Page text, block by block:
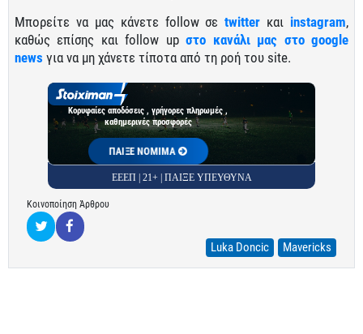
Μπορείτε να μας κάνετε follow σεtwitter και instagram,
καθώς επίσης και follow upστο κανάλι μας στο google
news για να μη χάνετε τίποτα από τη ροή του site.
Κορυφαίες αποδόσεις , γρήγορες πληρωμές ,
καθημερινές προσφορές
ΠΑΙΞΕ ΝΟΜΙΜΑ
ΕΕΕΠ | 21+ | ΠΑΙΞΕ ΥΠΕΥΘΥΝΑ
Κοινοποίηση Άρθρου
Luka Doncic Mavericks